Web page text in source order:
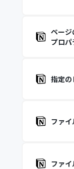
ページ
プロパ
指定の
ファ
ファ